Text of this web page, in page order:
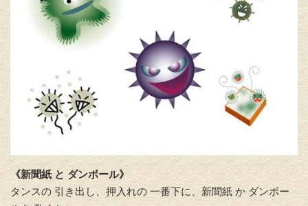
《新聞紙 と ダンボール》
タンスの 引き出し、押入れの 一番下に、新聞紙 か ダンボー